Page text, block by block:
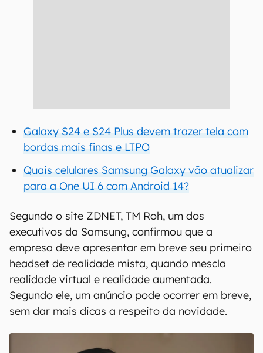
Galaxy S24 e S24 Plus devem trazer tela com
bordas mais finas e LTPO
Quais celulares Samsung Galaxy vão atualizar
para a One UI 6 com Android 14?
Segundo o site ZDNET, TM Roh, um dos
executivos da Samsung, confirmou que a
empresa deve apresentar em breve seu primeiro
headset de realidade mista, quando mescla
realidade virtual e realidade aumentada.
Segundo ele, um anúncio pode ocorrer em breve,
sem dar mais dicas a respeito da novidade.